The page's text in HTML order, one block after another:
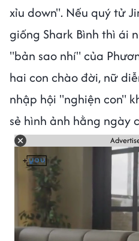
xỉu down". Nếu quý tử
giống Shark Bình thì ái
"bản sao nhí" của
hai con chào đời, nữ
nhập hội "nghiện con"
sẻ hình ảnh hằng ngày